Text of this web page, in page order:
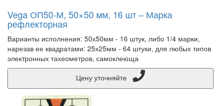
Vega ОП50-М, 50×50 мм, 16 шт – Марка
рефлекторная
Варианты исполнения: 50х50мм - 16 штук, либо 1/4 марки,
нарезав ее квадратами: 25х25мм - 64 штуки, для любых типов
электронных тахеометров, самоклеюща